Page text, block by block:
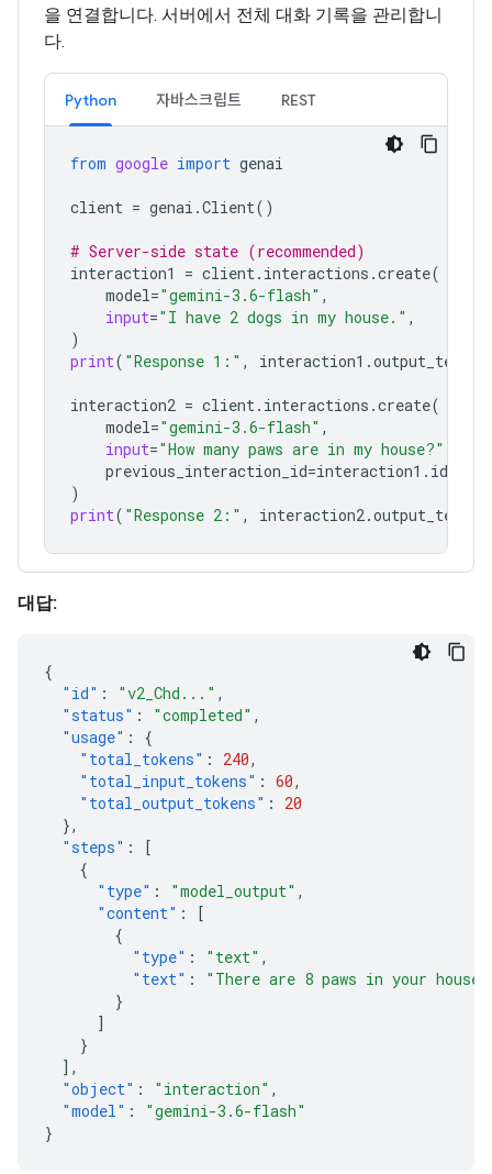
을 연결합니다. 서버에서 전체 대화 기록을 관리합니
다.
Python 자바스크립트 REST
from google import genai
client = genai .Client()
# Server-side state (recommended)
interaction1
= client. interactions .create(
model="gemini-3.6-flash" ,
input="I have 2 dogs in my house." ,
)
print( "Response 1:" , interaction1 .output_text
interaction2 = client. interactions .create(
model="gemini-3.6-flash" ,
input="How many paws are in my house?"
previous_interaction_id=interaction1 . id
)
print( "Response 2:" , interaction2.output_text
대답:
{
"id" : "v2_Chd..." ,
"status" : "completed" ,
"usage" :
{
"total_tokens" : 240,
"total_input_tokens" : 60,
"total_output_tokens" :
20
},
"steps" :
[
{
"type" : "model_output" ,
"content" :
[
{
"type" : "text" ,
"text" :
"There are 8 paws in your
}
]
}
],
"object" : "interaction" ,
"model" :
"gemini-3.6-flash"
}